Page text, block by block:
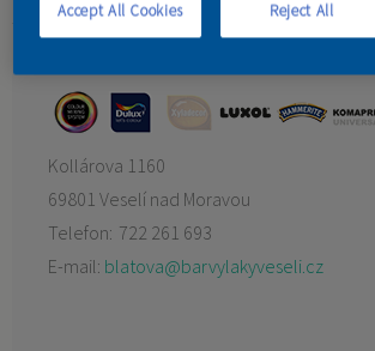
KONTAKT
Barvy laky Veselí
Kollárova 1160
69801 Veselí nad Moravou
Telefon: 722 261 693
E-mail: blatova@barvylakyveseli.cz
Reject All
Accept All Cookies